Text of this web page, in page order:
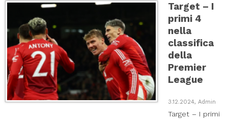
Target – I
primi 4
nella
classifica
della
Premier
League
3.12.2024, Admin
Target – I primi